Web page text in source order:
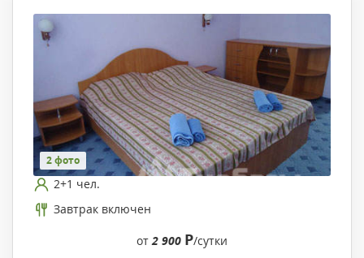
2 фото
2+1 чел.
Завтрак включен
от 2 900 Р/сутки